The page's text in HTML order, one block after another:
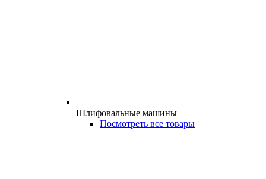
Шлифовальные машины
Посмотреть все товары